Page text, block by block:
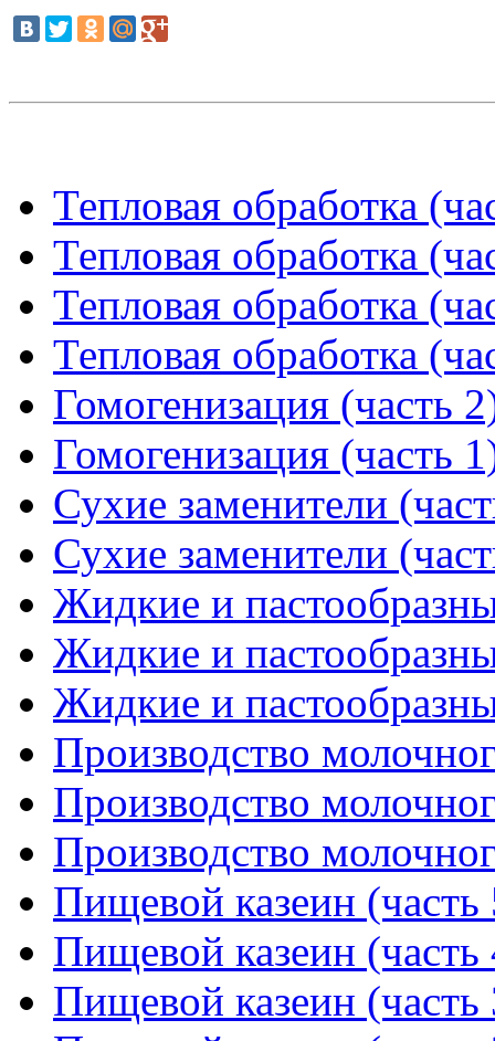
Тепловая обработка
Тепловая обработка
Тепловая обработка
Тепловая обработка
Гомогенизация (часть
Гомогенизация (часть
Сухие заменители
Сухие заменители
Жидкие и
Жидкие и
Жидкие и
Производство
Производство
Производство
Пищевой казеин (часть
Пищевой казеин (часть
Пищевой казеин (часть